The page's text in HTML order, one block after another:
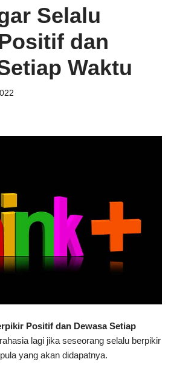
Selalu
dan
Waktu
Positif dan Dewasa Setiap
lagi jika seseorang selalu berpikir
yang akan didapatnya.